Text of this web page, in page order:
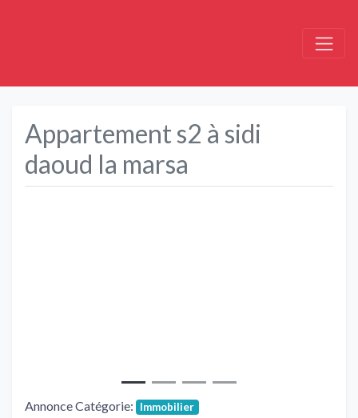
Appartement s2 à sidi
daoud la marsa
Annonce Catégorie: Immobilier